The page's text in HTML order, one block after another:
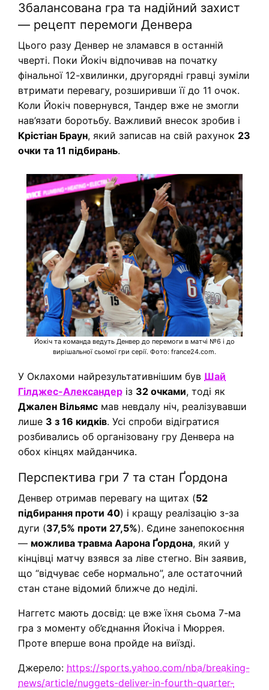
Збалансована гра та надійний захист
— рецепт перемоги Денвера
Цього разу Денвер не зламався в останній
чверті. Поки Йокіч відпочивав на початку
фінальної 12-хвилинки, другорядні гравці зуміли
втримати перевагу, розширивши її до 11 очок.
Коли Йокіч повернувся, Тандер вже не змогли
нав’язати боротьбу. Важливий внесок зробив і
Крістіан Браун, який записав на свій рахунок 23
очки та 11 підбирань.
Йокіч та команда ведуть Денвер до перемоги в матчі №6 і до
вирішальної сьомої гри серії. Фото: france24.com.
У Оклахоми найрезультативнішим був Шай
Гілджес-Александер із 32 очками, тоді як
Джален Вільямс мав невдалу ніч, реалізувавши
лише 3 з 16 кидків. Усі спроби відігратися
розбивались об організовану гру Денвера на
обох кінцях майданчика.
Перспектива гри 7 та стан Ґордона
Денвер отримав перевагу на щитах (52
підбирання проти 40) і кращу реалізацію з-за
дуги (37,5% проти 27,5%). Єдине занепокоєння
— можлива травма Аарона Ґордона, який у
кінцівці матчу взявся за ліве стегно. Він заявив,
що “відчуває себе нормально”, але остаточний
стан стане відомий ближче до неділі.
Наггетс мають досвід: це вже їхня сьома 7-ма
гра з моменту об’єднання Йокіча і Мюррея.
Проте вперше вона пройде на виїзді.
Джерело: https://sports.yahoo.com/nba/breaking-
news/article/nuggets-deliver-in-fourth-quarter-